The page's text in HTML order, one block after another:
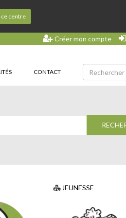
centre
Créer mon compte
CONTACT
JEUNESSE